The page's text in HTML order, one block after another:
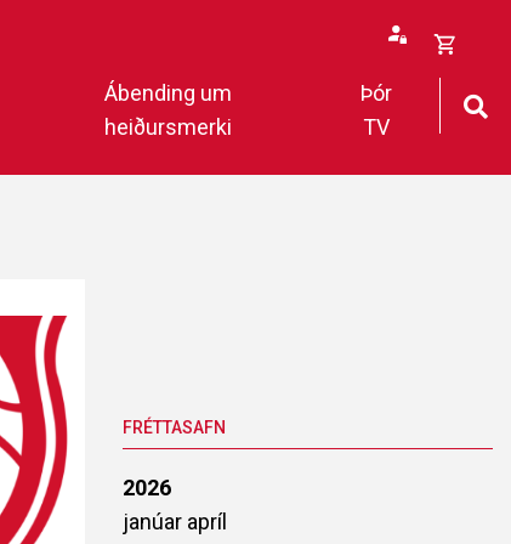
2022
Ábending um
heiðursmerki
Þór
TV
Opna
körfu
FRÉTTASAFN
2026
janúar apríl